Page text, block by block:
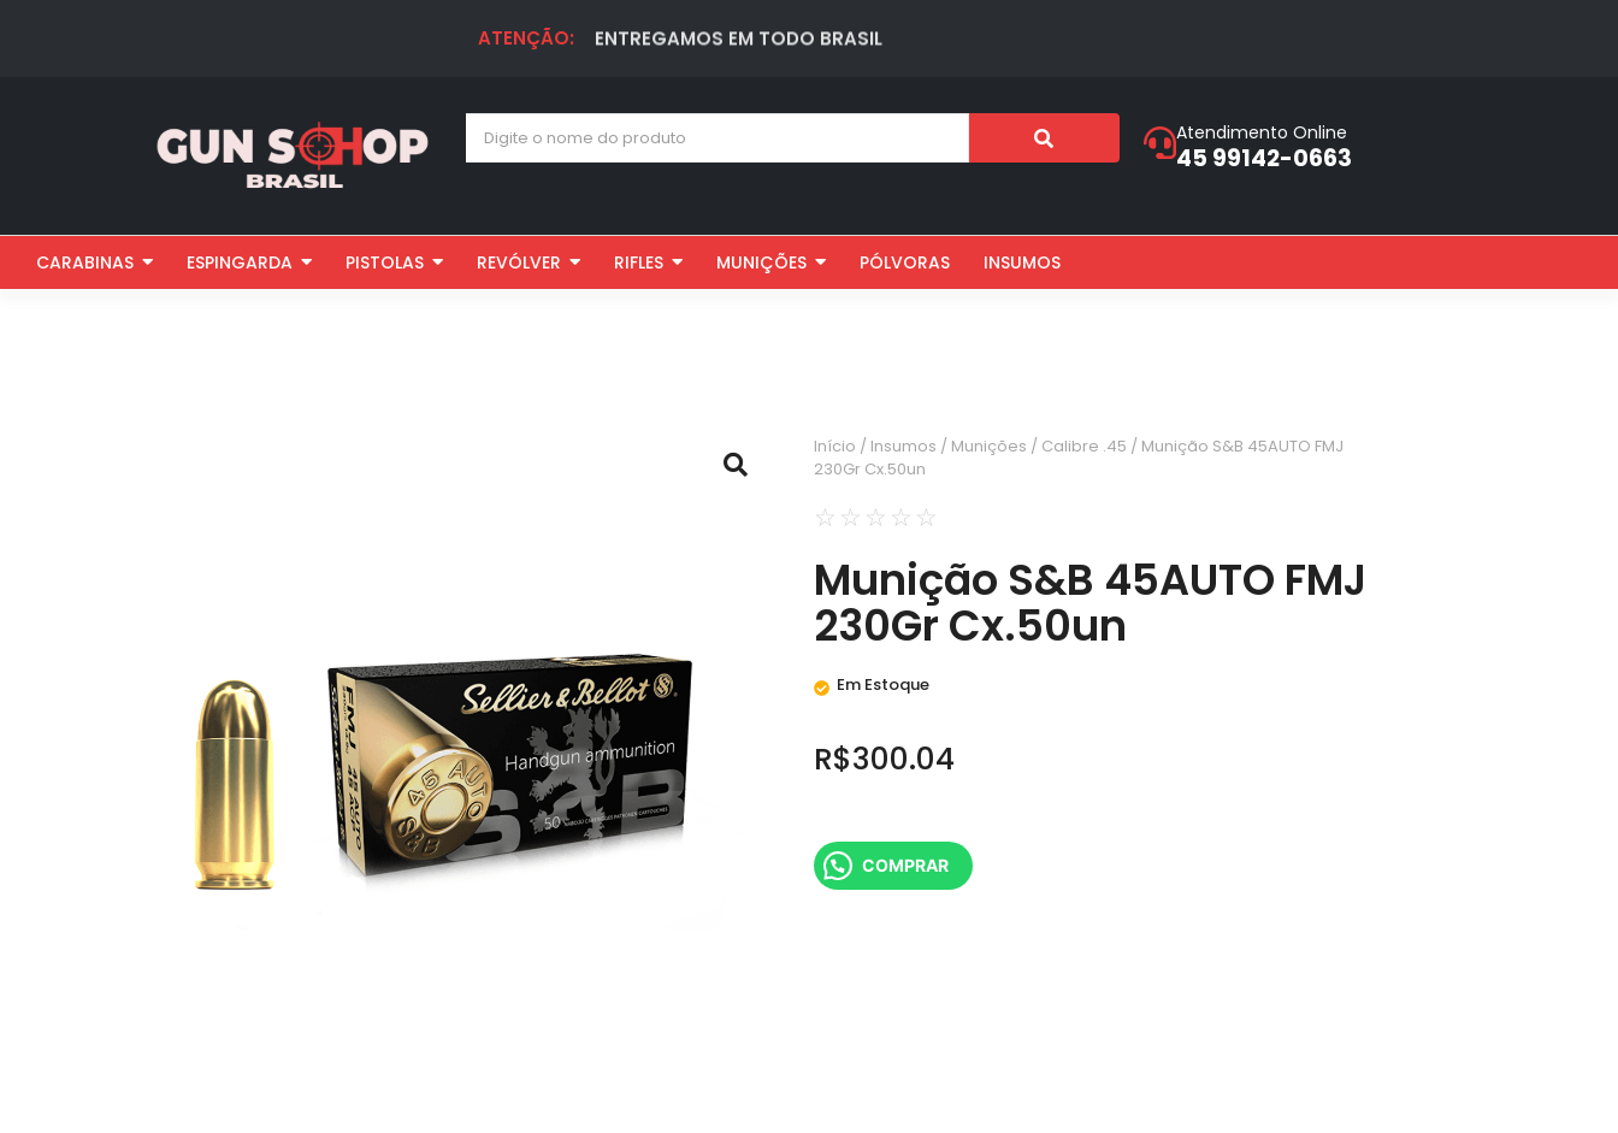
ATENÇÃO: ENTREGAMOS EM TODO BRASIL
Atendimento Online
45 99142-0663
CARABINAS ESPINGARDA PISTOLAS REVÓLVER RIFLES MUNIÇÕES PÓLVORAS INSUMOS
Início / Insumos / Munições / Calibre .45 / Munição S&B 45AUTO FMJ
230Gr Cx.50un
☆ ☆ ☆ ☆ ☆
Munição S&B 45AUTO FMJ
230Gr Cx.50un
Em Estoque
R$300.04
COMPRAR